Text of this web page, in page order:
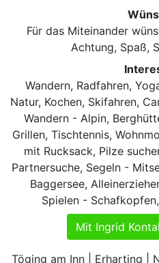
Für das Miteinander
Achtung, Spaß,
Wandern, Radfahren,
Natur, Kochen, Skifahren,
Wandern - Alpin,
Grillen, Tischtennis,
mit Rucksack, Pilze
Partnersuche, Segeln -
Baggersee,
Spielen -
Mit Ingrid
Töging am Inn | Erharting |